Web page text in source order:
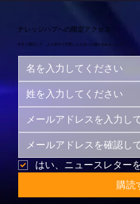
ナレッジハブへの限定アクセス
今すぐ購読して、より幸せで充実した人生への旅を始めましょう！
はい、ニュースレター
購読